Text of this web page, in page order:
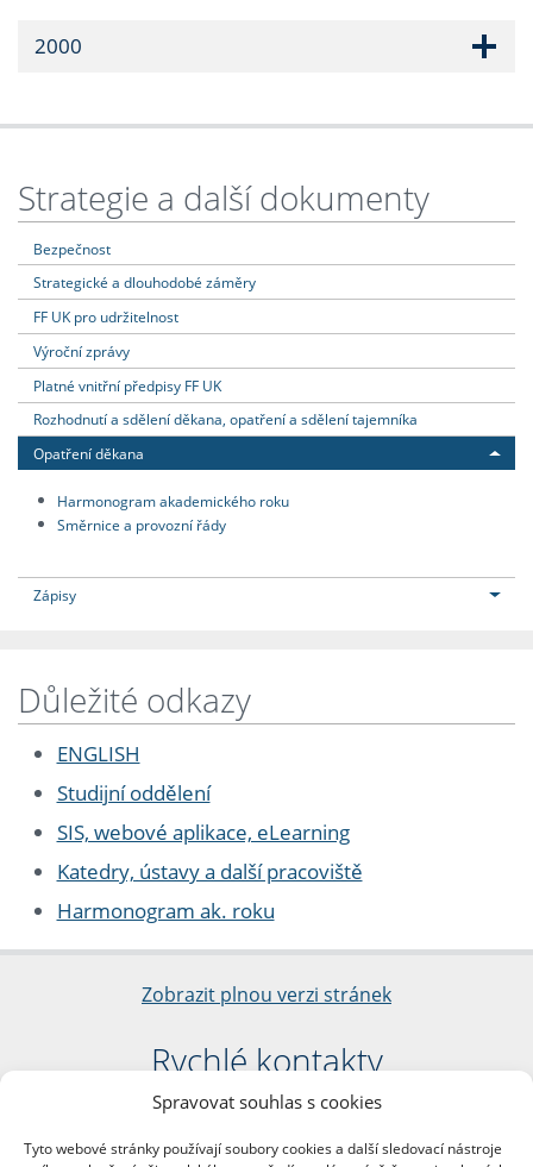
Spravovat souhlas s cookies
Tyto webové stránky používají soubory cookies a další sledovací nástroje
2000
Strategie a další dokumenty
Bezpečnost
Strategické a dlouhodobé záměry
FF UK pro udržitelnost
Výroční zprávy
Platné vnitřní předpisy FF UK
Rozhodnutí a sdělení děkana, opatření a sdělení tajemníka
Opatření děkana
Harmonogram akademického roku
Směrnice a provozní řády
Zápisy
Důležité odkazy
ENGLISH
Studijní oddělení
SIS, webové aplikace, eLearning
Katedry, ústavy a další pracoviště
Harmonogram ak. roku
Zobrazit plnou verzi stránek
Rychlé kontakty
Filozofická fakulta
nám. Jana Palacha 1/2